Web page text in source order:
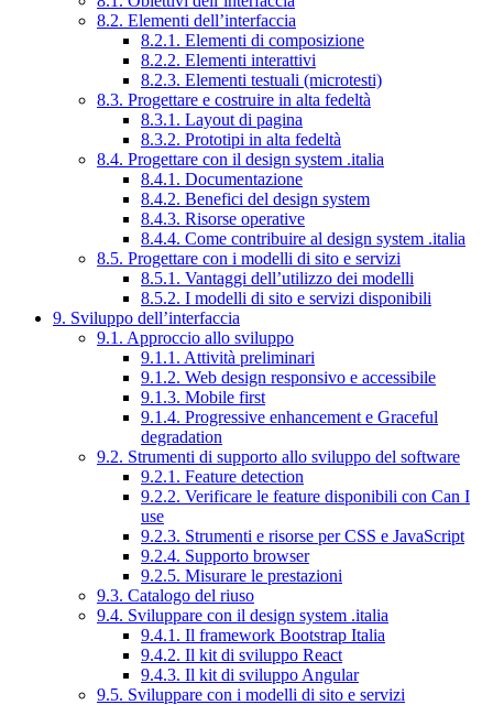
8.2. Elementi dell’interfaccia
8.2.1. Elementi di composizione
8.2.2. Elementi interattivi
8.2.3. Elementi testuali (microtesti)
8.3. Progettare e costruire in alta fedeltà
8.3.1. Layout di pagina
8.3.2. Prototipi in alta fedeltà
8.4. Progettare con il design system .italia
8.4.1. Documentazione
8.4.2. Benefici del design system
8.4.3. Risorse operative
8.4.4. Come contribuire al design system .italia
8.5. Progettare con i modelli di sito e servizi
8.5.1. Vantaggi dell’utilizzo dei modelli
8.5.2. I modelli di sito e servizi disponibili
9. Sviluppo dell’interfaccia
9.1. Approccio allo sviluppo
9.1.1. Attività preliminari
9.1.2. Web design responsivo e accessibile
9.1.3. Mobile first
9.1.4. Progressive enhancement e Graceful
degradation
9.2. Strumenti di supporto allo sviluppo del software
9.2.1. Feature detection
9.2.2. Verificare le feature disponibili con Can I
use
9.2.3. Strumenti e risorse per CSS e JavaScript
9.2.4. Supporto browser
9.2.5. Misurare le prestazioni
9.3. Catalogo del riuso
9.4. Sviluppare con il design system .italia
9.4.1. Il framework Bootstrap Italia
9.4.2. Il kit di sviluppo React
9.4.3. Il kit di sviluppo Angular
9.5. Sviluppare con i modelli di sito e servizi